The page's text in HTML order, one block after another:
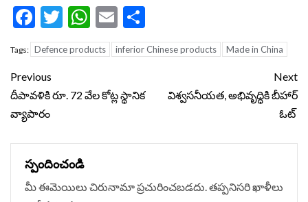
Facebook
Twitter
WhatsApp
Email
Tags: Defence products inferior Chinese products Made in China
Continue
Reading
Previous
దీపావళికి రూ. 72 వేల కోట్ల స్థానిక
వ్యాపారం
Next
విశ్వసనీయత, అభివృద్ధికి బీహార్
ఓట్
స్పందించండి
మీ ఈమెయిలు చిరునామా ప్రచురించబడదు.తప్పనిసరి ఖాళీలు